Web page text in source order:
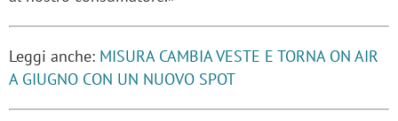
Leggi anche: MISURA CAMBIA VESTE E TORNA ON AIR
A GIUGNO CON UN NUOVO SPOT